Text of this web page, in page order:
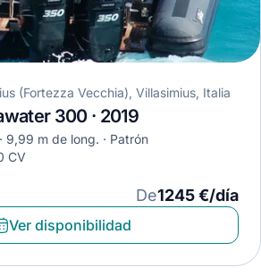
(Fortezza Vecchia), Villasimius, Italia
300 · 2019
9,99 m de long.
Patrón
CV
De1245 €/día
Ver disponibilidad